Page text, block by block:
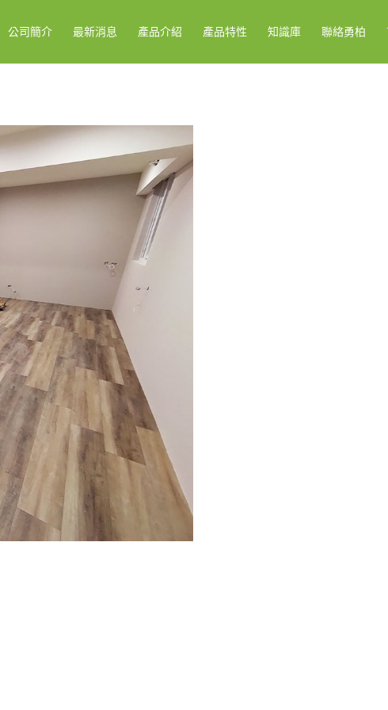
公司簡介 最新消息 產品介紹 產品特性 知識庫 聯絡勇柏